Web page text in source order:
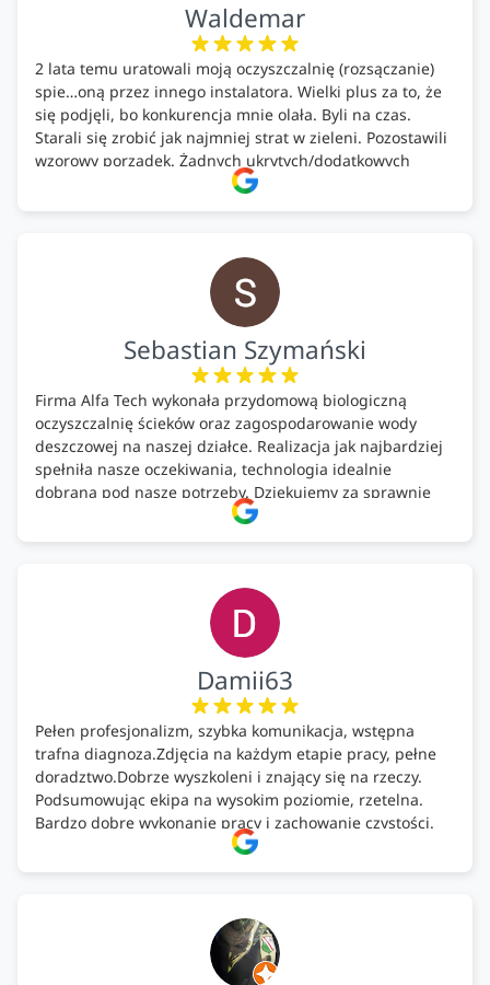
Waldemar
2 lata temu uratowali moją oczyszczalnię (rozsączanie)
spie…oną przez innego instalatora. Wielki plus za to, że
się podjęli, bo konkurencja mnie olała. Byli na czas.
Starali się zrobić jak najmniej strat w zieleni. Pozostawili
wzorowy porządek. Żadnych ukrytych/dodatkowych
kosztów. Zaskoczenie. Kontakt bardzo OK. Obsługa
pomontażowa również OK. A ich środki do oczyszczalni –
Sebastian Szymański
Firma Alfa Tech wykonała przydomową biologiczną
oczyszczalnię ścieków oraz zagospodarowanie wody
deszczowej na naszej działce. Realizacja jak najbardziej
spełniła nasze oczekiwania, technologia idealnie
dobrana pod nasze potrzeby. Dziękujemy za sprawnie
wykonany montaż w świetnej atmosferze! Polecam!
Damii63
Pełen profesjonalizm, szybka komunikacja, wstępna
trafna diagnoza.Zdjęcia na każdym etapie pracy, pełne
doradztwo.Dobrze wyszkoleni i znający się na rzeczy.
Podsumowując ekipa na wysokim poziomie, rzetelna.
Bardzo dobre wykonanie pracy i zachowanie czystości.